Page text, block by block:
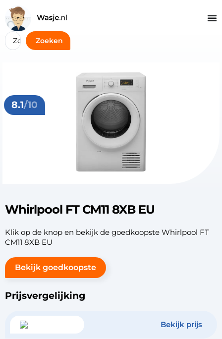
Zoeken
8.1/10
Whirlpool FT CM11 8XB EU
Klik op de knop en bekijk de goedkoopste Whirlpool FT
CM11 8XB EU
Bekijk goedkoopste
Prijsvergelijking
Bekijk prijs